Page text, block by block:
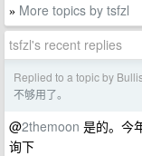
» More topics by tsfzl
tsfzl's recent replies
Replied to a topic by
不够用了。
@2themoon 是的。今
询下